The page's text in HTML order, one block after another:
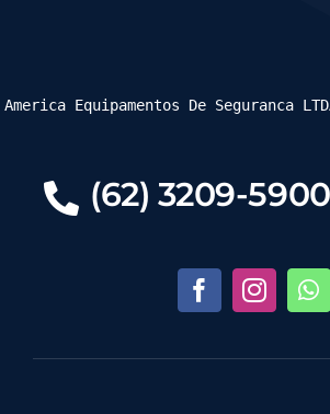
(62) 3209-5900
Equipamentos De Seguranca